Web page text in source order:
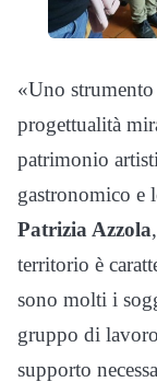
«Uno strumento
progettualità
patrimonio
gastronomico e
Patrizia Azzola
territorio è
sono molti i
gruppo di
supporto